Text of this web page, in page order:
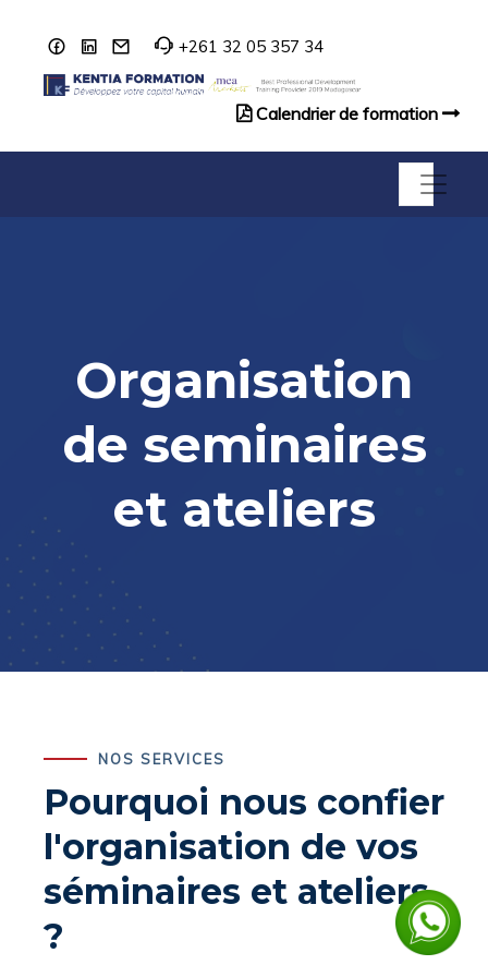
+261 32 05 357 34
Calendrier de formation
Organisation
de seminaires
et ateliers
NOS SERVICES
Pourquoi nous confier
l'organisation de vos
séminaires et ateliers
?